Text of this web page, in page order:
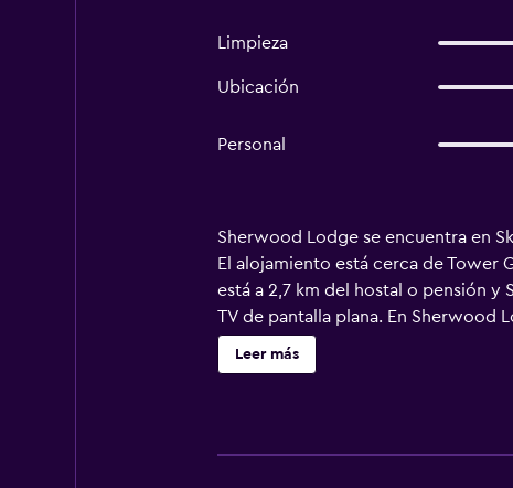
Limpieza
Ubicación
Personal
Sherwood Lodge se encuentra en
El alojamiento está cerca de Tower
está a 2,7 km del hostal o pensión y
TV de pantalla plana. En Sherwood
desayuno inglés/irlandés completo.
Leer más